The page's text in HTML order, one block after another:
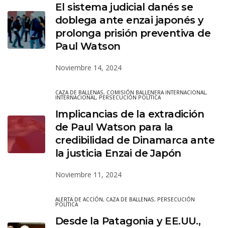
El sistema judicial danés se
doblega ante enzai japonés y
prolonga prisión preventiva de
Paul Watson
Noviembre 14, 2024
CAZA DE BALLENAS, COMISIÓN BALLENERA INTERNACIONAL,
INTERNACIONAL, PERSECUCIÓN POLÍTICA
Implicancias de la extradición
de Paul Watson para la
credibilidad de Dinamarca ante
la justicia Enzai de Japón
Noviembre 11, 2024
ALERTA DE ACCIÓN, CAZA DE BALLENAS, PERSECUCIÓN
POLÍTICA
Desde la Patagonia y EE.UU.,